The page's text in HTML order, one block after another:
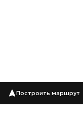
Построить маршрут